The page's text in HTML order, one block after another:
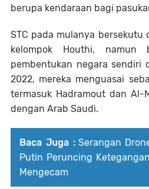
berupa kendaraan bagi
STC pada mulanya bersekutu
kelompok Houthi, namun
pembentukan negara sendiri
2022, mereka menguasai
termasuk Hadramout dan Al-
dengan Arab Saudi.
Baca Juga : Serangan
Putin Peruncing
Mengecam